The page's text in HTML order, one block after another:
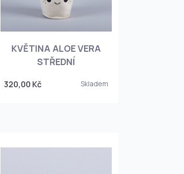
KVĚTINA ALOE VERA
STŘEDNÍ
320,00 Kč Skladem